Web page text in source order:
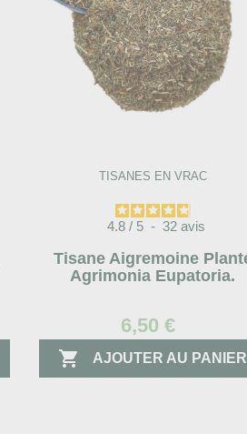
TISANES EN VRAC
4.8 / 5 - 32avis
Tisane Aigremoine
Agrimonia Eupatoria.
6,50 €
 AJOUTER AU PANIER